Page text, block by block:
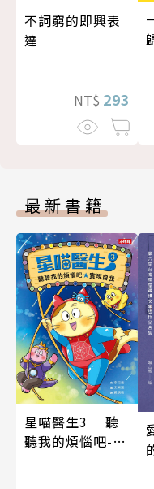
不詞窮的即興表
達
NT$ 293
最新書籍
星喵醫生3─ 聽
聽我的煩惱吧-實